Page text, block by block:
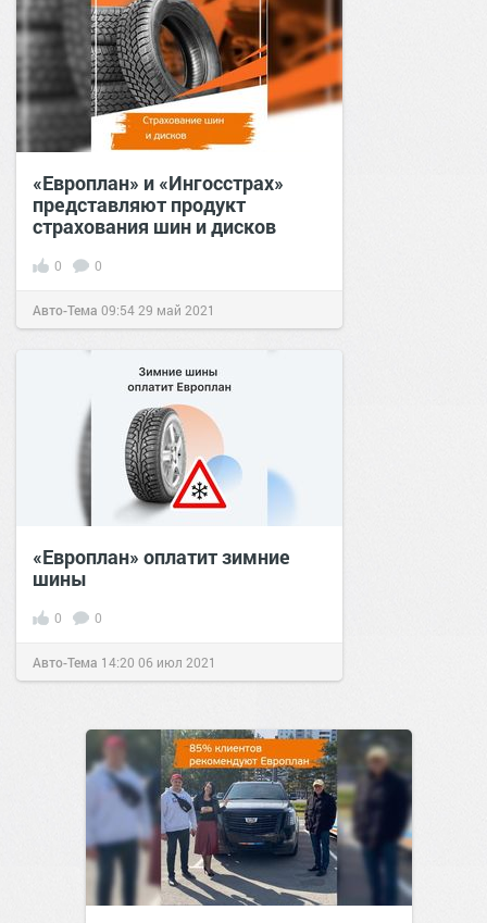
«Европлан» и «Ингосстрах»
представляют продукт
страхования шин и дисков
0 0
Авто-Тема 09:5429 май 2021
«Европлан» оплатит зимние
шины
0 0
Авто-Тема 14:20 06 июл 2021